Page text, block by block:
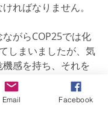
ればなりません。
がらCOP25では化
しまいましたが、気
感を持ち、それを
い魅力ある未来が
提示すべきです。そ
Email Facebook